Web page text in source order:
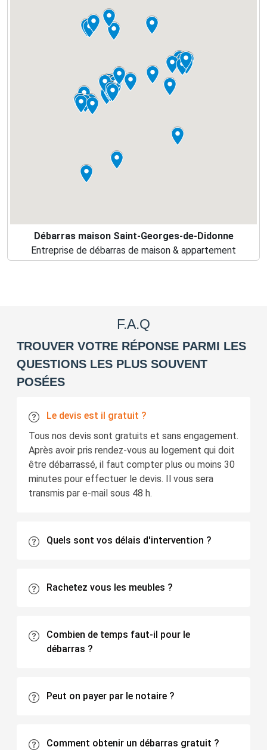
Débarras maison Saint-Georges-de-Didonne
Entreprise de débarras de maison & appartement
F.A.Q
TROUVER VOTRE RÉPONSE PARMI LES
QUESTIONS LES PLUS SOUVENT
POSÉES
Le devis est il gratuit ?
Tous nos devis sont gratuits et sans engagement.
Après avoir pris rendez-vous au logement qui doit
être débarrassé, il faut compter plus ou moins 30
minutes pour effectuer le devis. Il vous sera
transmis par e-mail sous 48 h.
Quels sont vos délais d'intervention ?
Rachetez vous les meubles ?
Combien de temps faut-il pour le
débarras ?
Peut on payer par le notaire ?
Comment obtenir un débarras gratuit ?